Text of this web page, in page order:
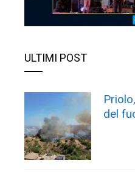
ULTIMI POST
del